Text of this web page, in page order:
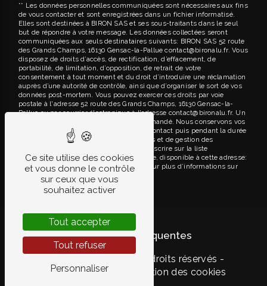
** Les données personnelles communiquées sont nécessaires aux fins
de vous contacter et sont enregistrées dans un fichier informatisé.
Elles sont destinées à BIRON SAS et ses sous-traitants dans le seul
but de répondre à votre message. Les données collectées seront
communiquées aux seuls destinataires suivants: BIRON SAS 52 route
des Grands Champs, 16130 Gensac-la-Pallue contact@bironalu.fr. Vous
disposez de droits d’accès, de rectification, d’effacement, de
portabilité, de limitation, d’opposition, de retrait de votre
consentement à tout moment et du droit d’introduire une réclamation
auprès d’une autorité de contrôle, ainsi que d’organiser le sort de vos
données post-mortem. Vous pouvez exercer ces droits par voie
postale à l'adresse 52 route des Grands Champs, 16130 Gensac-la-
Pallue ou par courrier électronique à l'adresse contact@bironalu.fr. Un
justificatif d'identité pourra vous être demandé. Nous conservons vos
données pendant la période de prise de contact puis pendant la durée
de prescription légale aux fins probatoires et de gestion des
contentieux. Vous avez le droit de vous inscrire sur la liste
d'opposition au démarchage téléphonique, disponible à cette adresse:
Bloctel.gouv.fr. Consultez le site cnil.fr pour plus d’informations sur
Recherches fréquentes
- 2026 - Tous droits réservés -
Mentions légales
Gestion des cookies
Ce site utilise des cookies
et vous donne le contrôle
sur ceux que vous
souhaitez activer
Tout accepter
Tout refuser
Personnaliser